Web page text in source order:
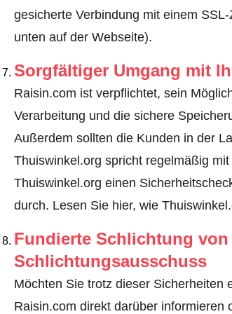
gesicherte Verbindung mit einem
unten auf der Webseite).
Sorgfältiger Umgang mit
Raisin.com ist verpflichtet, sein
Verarbeitung und die sichere
Außerdem sollten die Kunden in der
Thuiswinkel.org spricht regelmäßig
Thuiswinkel.org einen
durch. Lesen Sie hier, wie
Fundierte Schlichtung
Schlichtungsausschuss
Möchten Sie trotz dieser Sicherheiten
Raisin.com direkt darüber